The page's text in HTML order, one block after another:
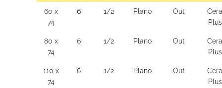
60 x
74
6 1/2 Plano Out
Cera
Plus
80 x
74
6 1/2 Plano Out
Cera
Plus
110 x
74
6 1/2 Plano Out
Cera
Plus